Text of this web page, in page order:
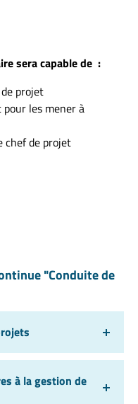
sera capable de :
projet
les mener à
chef de projet
"Conduite de
à la gestion de